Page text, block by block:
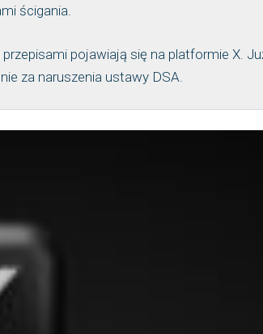
ścigania.
pojawiają się na platformie X.
za naruszenia ustawy DSA.